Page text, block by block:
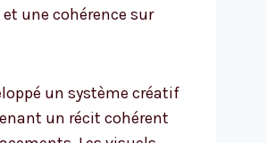
une cohérence sur
un système créatif
un récit cohérent